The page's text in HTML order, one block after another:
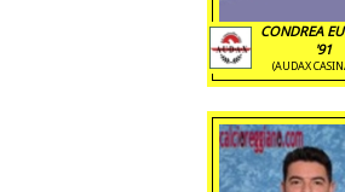
CONDREA
'91
(AUDAX